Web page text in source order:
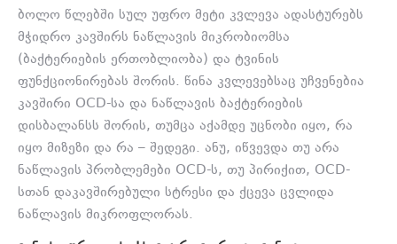
ბოლო წლებში სულ უფრო მეტი კვლევა ადასტურებს
მჭიდრო კავშირს ნაწლავის მიკრობიომსა
(ბაქტერიების ერთობლიობა) და ტვინის
ფუნქციონირებას შორის. წინა კვლევებსაც უჩვენებია
კავშირი OCD-სა და ნაწლავის ბაქტერიების
დისბალანსს შორის, თუმცა აქამდე უცნობი იყო, რა
იყო მიზეზი და რა – შედეგი. ანუ, იწვევდა თუ არა
ნაწლავის პრობლემები OCD-ს, თუ პირიქით, OCD-
სთან დაკავშირებული სტრესი და ქცევა ცვლიდა
ნაწლავის მიკროფლორას.